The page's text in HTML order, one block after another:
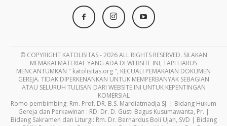
© COPYRIGHT KATOLISITAS - 2026 ALL RIGHTS RESERVED. SILAKAN
MEMAKAI MATERIAL YANG ADA DI WEBSITE INI, TAPI HARUS
MENCANTUMKAN " katolisitas.org ", KECUALI PEMAKAIAN DOKUMEN
GEREJA. TIDAK DIPERKENANKAN UNTUK MEMPERBANYAK SEBAGIAN
ATAU SELURUH TULISAN DARI WEBSITE INI UNTUK KEPENTINGAN
KOMERSIAL
Romo pembimbing: Rm. Prof. DR. B.S. Mardiatmadja SJ. | Bidang Hukum
Gereja dan Perkawinan : RD. Dr. D. Gusti Bagus Kusumawanta, Pr. |
Bidang Sakramen dan Liturgi: Rm. Dr. Bernardus Boli Ujan, SVD | Bidang